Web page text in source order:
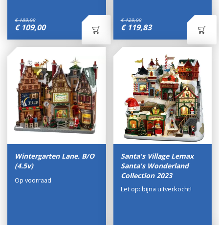
€ 189,99
€ 109,00
€ 129,99
€ 119,83
Wintergarten Lane. B/O
(4.5v)
Op voorraad
Santa's Village Lemax
Santa's Wonderland
Collection 2023
Let op: bijna uitverkocht!